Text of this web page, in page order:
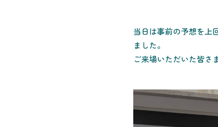
当日は事前の予想を上
ました。
ご来場いただいた皆さ